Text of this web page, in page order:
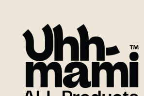
8 minutter
En velduftende og trøstende
med kokosmælk, svampe, forårsløg,